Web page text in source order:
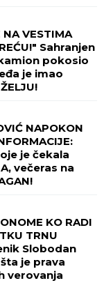
NA VESTIMA
Sahranjen
pokosio
je imao
NAPOKON
je čekala
večeras na
KO RADI
TRNU
Slobodan
je prava
verovanja